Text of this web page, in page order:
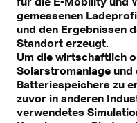
gemessenen
und den Ergebnissen
Standort erzeugt.
Um die wirtschaftlich
Solarstromanlage und
Batteriespeichers zu
zuvor in anderen
verwendetes